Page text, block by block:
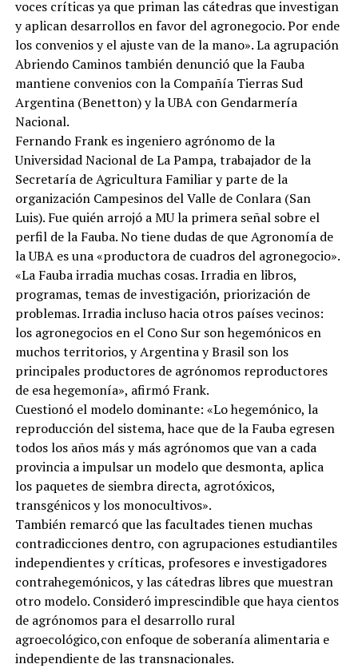
voces críticas ya que priman las cátedras que investigan
y aplican desarrollos en favor del agronegocio. Por ende
los convenios y el ajuste van de la mano». La agrupación
Abriendo Caminos también denunció que la Fauba
mantiene convenios con la Compañía Tierras Sud
Argentina (Benetton) y la UBA con Gendarmería
Nacional.
Fernando Frank es ingeniero agrónomo de la
Universidad Nacional de La Pampa, trabajador de la
Secretaría de Agricultura Familiar y parte de la
organización Campesinos del Valle de Conlara (San
Luis). Fue quién arrojó a MU la primera señal sobre el
perfil de la Fauba. No tiene dudas de que Agronomía de
la UBA es una «productora de cuadros del agronegocio».
«La Fauba irradia muchas cosas. Irradia en libros,
programas, temas de investigación, priorización de
problemas. Irradia incluso hacia otros países vecinos:
los agronegocios en el Cono Sur son hegemónicos en
muchos territorios, y Argentina y Brasil son los
principales productores de agrónomos reproductores
de esa hegemonía», afirmó Frank.
Cuestionó el modelo dominante: «Lo hegemónico, la
reproducción del sistema, hace que de la Fauba egresen
todos los años más y más agrónomos que van a cada
provincia a impulsar un modelo que desmonta, aplica
los paquetes de siembra directa, agrotóxicos,
transgénicos y los monocultivos».
También remarcó que las facultades tienen muchas
contradicciones dentro, con agrupaciones estudiantiles
independientes y críticas, profesores e investigadores
contrahegemónicos, y las cátedras libres que muestran
otro modelo. Consideró imprescindible que haya cientos
de agrónomos para el desarrollo rural
agroecológico,con enfoque de soberanía alimentaria e
independiente de las transnacionales.